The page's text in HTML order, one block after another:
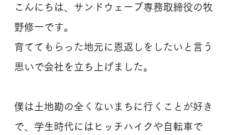
こんにちは、サンドウェーブ専務取締役の牧
野修一です。
​育ててもらった地元に恩返しをしたいと言う
思いで会社を立ち上げました。
​僕は土地勘の全くないまちに行くことが好き
で、学生時代にはヒッチハイクや自転車で